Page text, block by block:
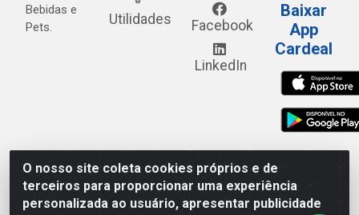
O nosso site coleta cookies próprios e de
terceiros para proporcionar uma experiência
personalizada ao usuário, apresentar publicidade
Bebidas e
Pets.
Utilidades Facebook
LinkedIn
Baixar
App
Cardeal
Cardeal Distribuidora - Estrada Alto do Moura, 582 - Alto
do Moura - Caruaru/PE - CEP 55.040-120 - CNPJ